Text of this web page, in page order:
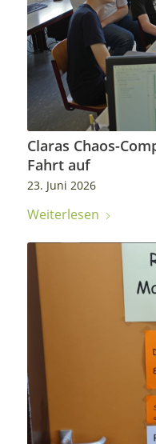
Claras Chaos-
Fahrt auf
23. Juni 2026
Weiterlesen